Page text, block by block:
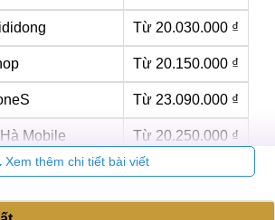
Từ 20.030.000 ₫
Từ 20.150.000 ₫
Từ 23.090.000 ₫
Mobile Từ 20.250.000 ₫
15 Pro cũ tại MobileCity là rẻ nhất so
hàng lớn, uy tín tại Việt Nam. Có thể
Xem thêm chi tiết bài viết